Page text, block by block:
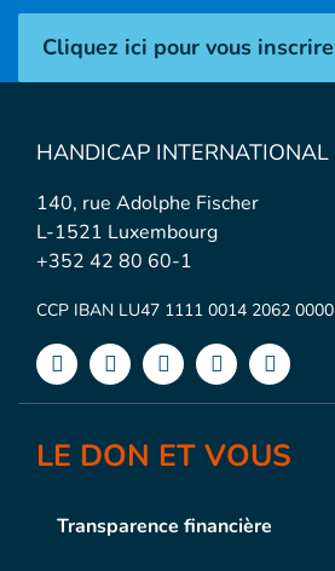
Cliquez ici pour vous inscrire
HANDICAP INTERNATIONAL
140, rue Adolphe Fischer
L-1521 Luxembourg
+352 42 80 60-1
CCP IBAN LU47 1111 0014 2062 0000
LE DON ET VOUS
Transparence financière